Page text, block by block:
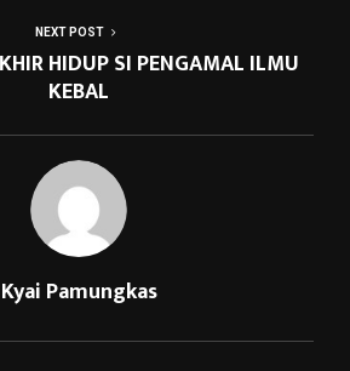
NEXT POST
HIDUP SI PENGAMAL ILMU
KEBAL
Kyai Pamungkas